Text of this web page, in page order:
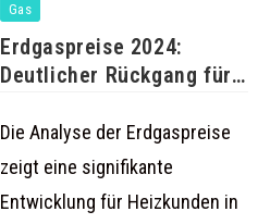
Gas
Erdgaspreise 2024:
Deutlicher Rückgang für
Die Analyse der Erdgaspreise
zeigt eine signifikante
Entwicklung für Heizkunden in